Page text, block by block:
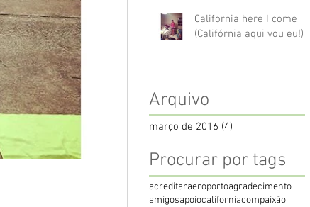
California here I come
(Califórnia aqui vou eu!)
Arquivo
março de 2016 (4)
Procurar por tags
acreditaraeroportoagradecimento
amigosapoiocaliforniacompaixão